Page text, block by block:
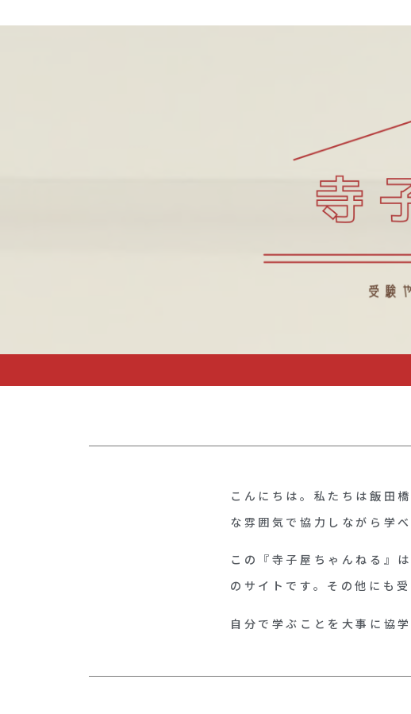
こんにちは。私たちは飯田
な雰囲気で協力しながら学
この『寺子屋ちゃんねる』
のサイトです。その他にも
自分で学ぶことを大事に協